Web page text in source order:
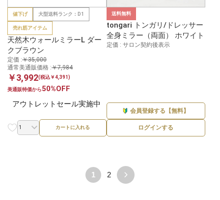
値下げ 大型送料ランク：D1
売れ筋アイテム
天然木ウォールミラーL ダー
クブラウン
定価 :￥35,000
通常美通販価格 :￥7,984
￥3,992(税込￥4,391)
美通販特価から50%OFF
アウトレットセール実施中
カートに入れる
送料無料
tongari トンガリ/ドレッサー
全身ミラー（両面） ホワイト
定価 : サロン契約後表示
会員登録する【無料】
ログインする
1 2